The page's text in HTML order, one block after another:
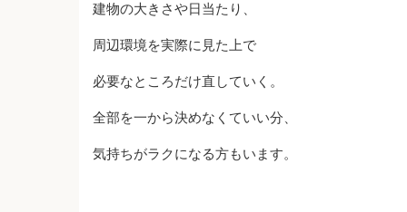
建物の大きさや日当たり、
周辺環境を実際に見た上で
必要なところだけ直していく。
全部を一から決めなくていい分、
気持ちがラクになる方もいます。